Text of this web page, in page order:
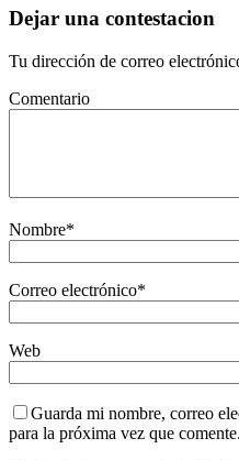
Dejar una contestacion
Tu dirección de correo
Comentario
Nombre*
Correo electrónico*
Web
Guarda mi nombre, correo
para la próxima vez que comente.